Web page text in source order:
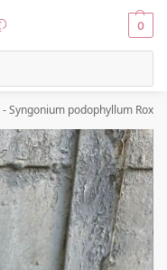
0
-Syngonium podophyllum